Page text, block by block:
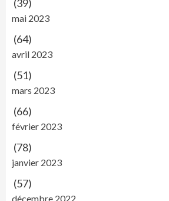
(39)
mai 2023
(64)
avril 2023
(51)
mars 2023
(66)
février 2023
(78)
janvier 2023
(57)
décembre 2022